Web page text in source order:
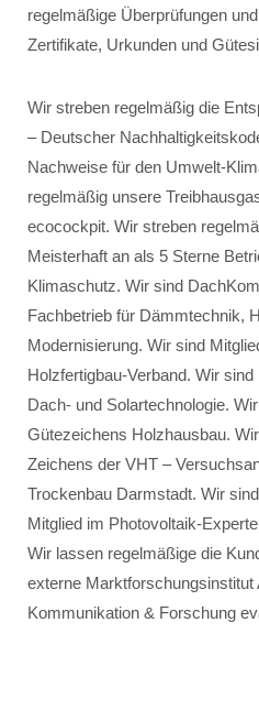
regelmäßige Überprüfungen
Zertifikate, Urkunden und
Wir streben regelmäßig die
– Deutscher
Nachweise für den Umwelt-
regelmäßig unsere
ecocockpit. Wir streben
Meisterhaft an als 5 Sterne
Klimaschutz. Wir sind
Fachbetrieb für Dämmtechnik,
Modernisierung. Wir sind
Holzfertigbau-Verband. Wir
Dach- und Solartechnologie.
Gütezeichens Holzhausbau.
Zeichens der VHT –
Trockenbau Darmstadt. Wir
Mitglied im Photovoltaik-
Wir lassen regelmäßige die
externe Marktforschungsinstitut
Kommunikation & Forschung